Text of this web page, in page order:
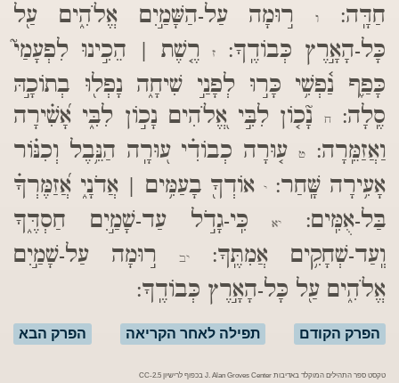
חַדָּֽה:
ור֣וּמָה עַל-הַשָּׁמַ֣יִם אֱלֹהִ֑ים עַ֖ל
כָּל-הָאָ֣רֶץ כְּבוֹדֶֽךָ:
זרֶ֤שֶׁת | הֵכִ֣ינוּ לִפְעָמַי֮
כָּפַ֪ף נַ֫פְשִׁ֥י כָּר֣וּ לְפָנַ֣י שִׁיחָ֑ה נָפְל֖וּ בְתוֹכָ֣הּ
סֶֽלָה:ח
נָ֘כ֤וֹן לִבִּ֣י אֱ֭לֹהִים נָכ֣וֹן לִבִּ֑י אָ֝שִׁ֗ירָה
וַאֲזַמֵּֽרָה:
טע֤וּרָה כְבוֹדִ֗י ע֭וּרָֽה הַנֵּ֥בֶל וְכִנּ֗וֹר
אָעִ֥ירָה שָּֽׁחַר:י אוֹדְךָ֖ בָעַמִּ֥ים | אֲדֹנָ֑י אֲ֝זַמֶּרְךָ֗
בַּל-אֻמִּֽים:
יאכִּֽי-גָדֹ֣ל עַד-שָׁמַ֣יִם חַסְדֶּ֑ךָ
וְֽעַד-שְׁחָקִ֥ים אֲמִתֶּֽךָ:
יב
ר֣וּמָה עַל-שָׁמַ֣יִם
אֱלֹהִ֑ים עַ֖ל כָּל-הָאָ֣רֶץ כְּבוֹדֶֽךָ:
הפרק הקודם הפרק הבא תפילה לאחר הקריאה
טקסט ספר התהילים המוקלד באדיבות J. Alan Groves Center בכפוף לרישיון CC-2.5